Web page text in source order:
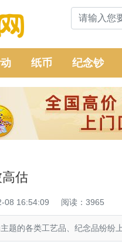
纸币 纪念钞
估
08 16:54:09 阅读：3965
的各类工艺品、纪念品纷纷上